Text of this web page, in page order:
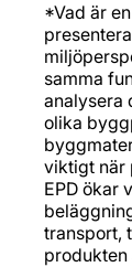
*Vad är
samma
analysera
olika
viktigt när
EPD ökar
transport,